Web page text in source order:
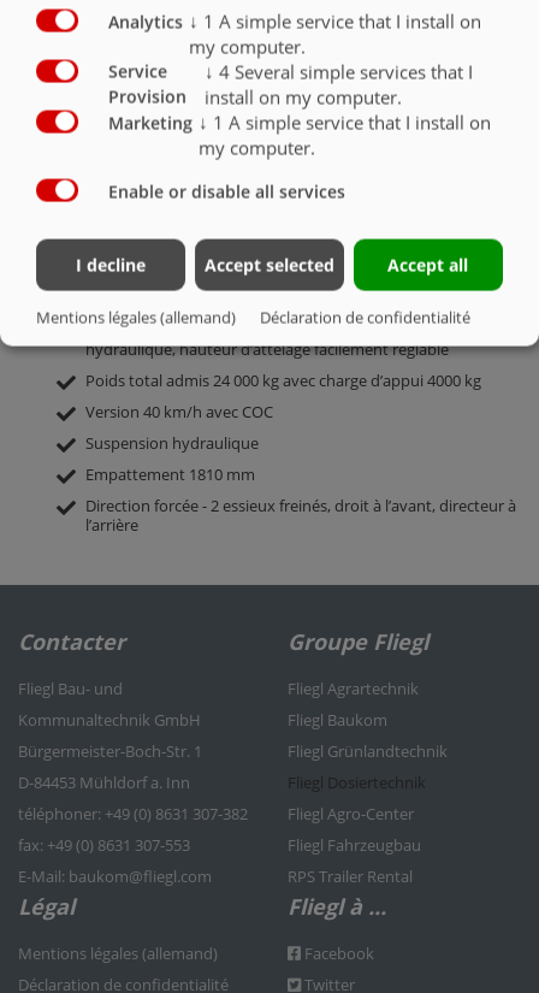
VUE D’ENSEMBLE
Benne5215– 5230 x 2370 x 1150 mm, fond 6 mm, parois
latérales 4 mm d’épaisseur en acier très résistant à l’usure
400-450 HB
Porte arrière hydraulique en 2 parties
Quantité d’huile requise/prélevée dans le réservoir
Peinture RAL 9005 noir foncé
Châssis intégré, châssis non interchangeable, centre de
gravité bas
Timon en V renforcé, attelage bas avec suspension de timon
hydraulique, hauteur d’attelage facilement réglable
Poids total admis 24 000 kg avec charge d’appui 4000 kg
Version 40 km/h avec COC
Suspension hydraulique
Empattement 1810 mm
Direction forcée - 2 essieux freinés, droit à l’avant, directeur à
l’arrière
Contacter
Fliegl Bau- und
Kommunaltechnik GmbH
Bürgermeister-Boch-Str. 1
D-84453 Mühldorf a. Inn
téléphoner: +49 (0) 8631 307-382
fax: +49 (0) 8631 307-553
E-Mail: baukom@fliegl.com
Groupe Fliegl
Fliegl Agrartechnik
Fliegl Baukom
Fliegl Grünlandtechnik
Fliegl Dosiertechnik
Fliegl Agro-Center
Fliegl Fahrzeugbau
RPS Trailer Rental
Légal
Mentions légales (allemand)
Déclaration de confidentialité
Fliegl à ...
Facebook
Twitter
Analytics ↓ 1 A simple service that I install on
my computer.
Service
Provision
↓ 4 Several simple services that I
install on my computer.
Marketing ↓ 1 A simple service that I install on
my computer.
Enable or disable all services
I decline Accept selected Accept all
Mentions légales (allemand) Déclaration de confidentialité